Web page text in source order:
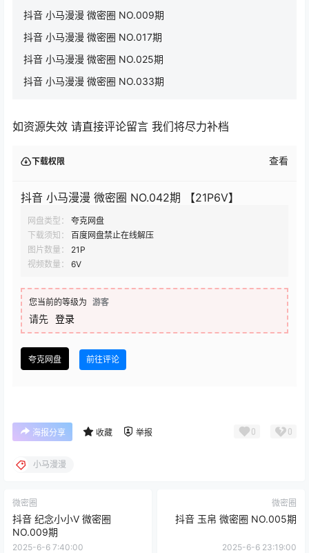
抖音 小马漫漫 微密圈 NO.009期
抖音 小马漫漫 微密圈 NO.017期
抖音 小马漫漫 微密圈 NO.025期
抖音 小马漫漫 微密圈 NO.033期
如资源失效 请直接评论留言 我们将尽力补档
下载权限 查看
抖音 小马漫漫 微密圈 NO.042期 【21P6V】
网盘类型：
夸克网盘
下载须知：
百度网盘禁止在线解压
图片数量：
21P
视频数量：
6V
您当前的等级为 游客
请先 登录
夸克网盘 前往评论
海报分享 收藏 举报 0 0
小马漫漫
微密圈
抖音 纪念小小V 微密圈
NO.009期
2025-6-6 7:40:00
微密圈
抖音 玉帛 微密圈 NO.005期
2025-6-6 23:19:00